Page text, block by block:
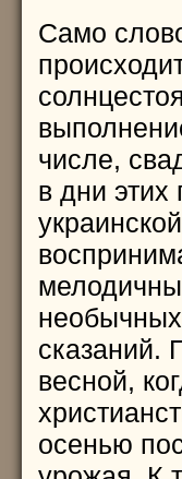
Само
числе,
в дни этих
сказаний.
весной,
осенью